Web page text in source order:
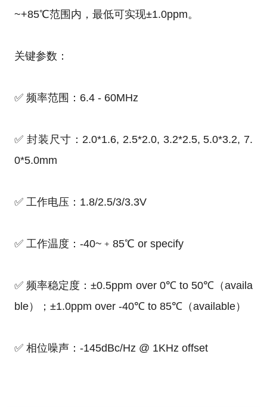
~+85℃范围内，最低可实现±1.0ppm。
关键参数：
✅ 频率范围：6.4 - 60MHz
✅ 封装尺寸：2.0*1.6, 2.5*2.0, 3.2*2.5, 5.0*3.2, 7.
0*5.0mm
✅ 工作电压：1.8/2.5/3/3.3V
✅ 工作温度：-40~﹢85℃ or specify
✅ 频率稳定度：±0.5ppm over 0℃ to 50℃（availa
ble）；±1.0ppm over -40℃ to 85℃（available）
✅ 相位噪声：-145dBc/Hz @ 1KHz offset